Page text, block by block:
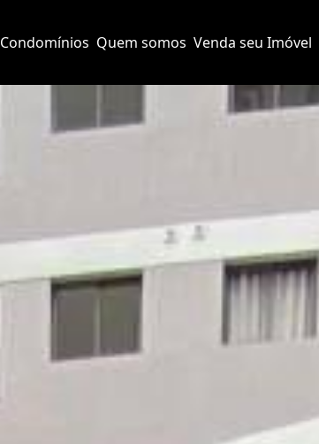
Condomínios Quem somos Venda seu Imóvel